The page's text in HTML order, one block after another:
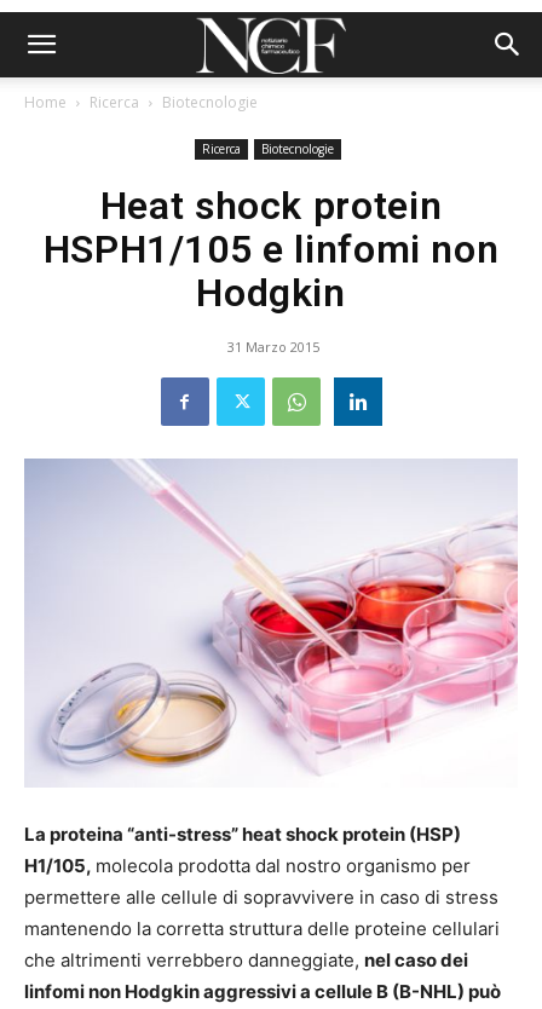
Home Ricerca Biotecnologie
Ricerca Biotecnologie
Heat shock protein
HSPH1/105 e linfomi non
Hodgkin
31 Marzo 2015
La proteina “anti-stress” heat shock protein (HSP)
H1/105, molecola prodotta dal nostro organismo per
permettere alle cellule di sopravvivere in caso di stress
mantenendo la corretta struttura delle proteine cellulari
che altrimenti verrebbero danneggiate, nel caso dei
linfomi non Hodgkin aggressivi a cellule B (B-NHL) può